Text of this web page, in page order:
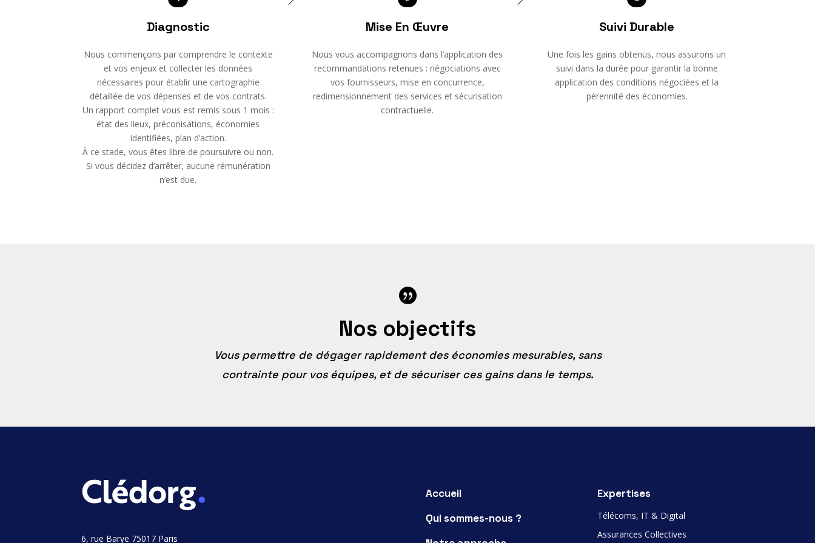
Diagnostic
Nous commençons par comprendre le contexte
et vos enjeux et collecter les données
nécessaires pour établir une cartographie
détaillée de vos dépenses et de vos contrats.
Un rapport complet vous est remis sous 1 mois :
état des lieux, préconisations, économies
identifiées, plan d’action.
À ce stade, vous êtes libre de poursuivre ou non.
Si vous décidez d’arrêter, aucune rémunération
n’est due.
Mise En Œuvre
Nous vous accompagnons dans l’application des
recommandations retenues : négociations avec
vos fournisseurs, mise en concurrence,
redimensionnement des services et sécurisation
contractuelle.
Suivi Durable
Une fois les gains obtenus, nous assurons un
suivi dans la durée pour garantir la bonne
application des conditions négociées et la
pérennité des économies.

Nos objectifs
Vous permettre de dégager rapidement des économies mesurables, sans
contrainte pour vos équipes, et de sécuriser ces gains dans le temps.
6, rue Barye 75017 Paris
Accueil
Qui sommes-nous ?
Expertises
Télécoms, IT & Digital
Assurances Collectives